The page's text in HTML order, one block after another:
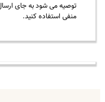
توصیه می شود به جای
منفی استفاده کنید.